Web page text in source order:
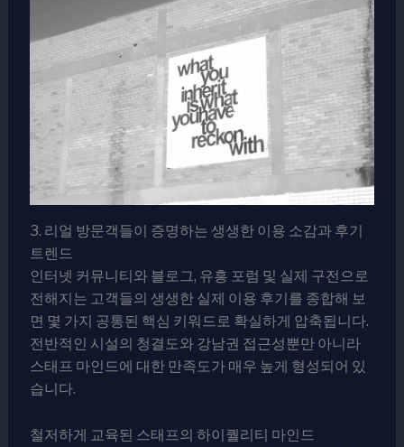
3. 리얼 방문객들이 증명하는 생생한 이용 소감과 후기
트렌드
인터넷 커뮤니티와 블로그, 유흥 포럼 및 실제 구전으로
전해지는 고객들의 생생한 실제 이용 후기를 종합해 보
면 몇 가지 공통된 핵심 키워드로 확실하게 압축됩니다.
전반적인 시설의 청결도와 강남권 접근성뿐만 아니라
스태프 마인드에 대한 만족도가 매우 높게 형성되어 있
습니다.
철저하게 교육된 스태프의 하이퀄리티 마인드